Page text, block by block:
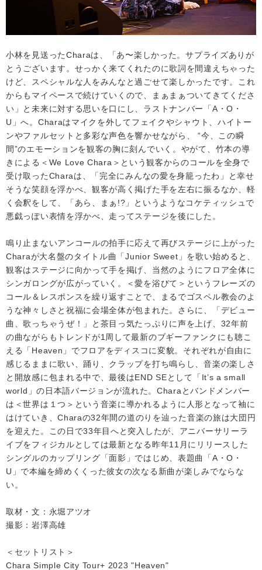
小林を見送ったCharaは、「あ〜楽しかった。サプライズありが
とうございます。せっかく来てくれたのに歌詞を間違えちゃった
けど、スペシャルな人をみんなと過ごせて楽しかったです。これ
からもマイペースで続けていくので、まぁまぁついてきてくださ
い」と未来に対する思いを口にし、ラストナンバー「A・O・
U」へ。Charaはマイクを外してフェイクやシャウト、ハイトー
ンやファルセットと多彩な声色を響かせながら、 “今、この瞬
間”のエモーションを観客の胸に刻んでいく。やがて、竹本の導
きによる＜We Love Chara＞という観客からのコールを全身で
受け取ったCharaは、「完全にみんなの愛を身籠ったわ」と幸せ
そうな笑顔を浮かべ、観客が高く掲げた手を左右に振るなか、軽
く会釈をして、「あら、まぁ!?」というようなコケティッシュで
悪戯っぽい表情を浮かべ、走ってステージを後にした。
鳴り止まないアンコールの拍手に応えて再びステージに上がった
Charaが大名盤のタイトル曲「Junior Sweet」を歌い始めると、
観客はステージに向かって手を掲げ、当然のようにフロア全体に
シンガロングが広がっていく。＜愛を浴びて＞というフレーズの
コール＆レスポンスを繰り返すことで、まるでゴスペル教会のよ
うな神々しさと祝福に会場全体が包まれた。さらに、「デビュー
曲、歌っちゃうぜ！」と茶目っ気たっぷりに声を上げ、32年前
の曲ながらもトレンドが1周して最新のブギーファンクにも聴こ
える「Heaven」でフロアをディスコに変貌。それぞれが自由に
感じるままに歌い、踊り、クラップを打ち鳴らし、音楽の楽しさ
と開放感に包まれる中で、最後はEND SEとして「It’s a small
world」の日本語バージョンが流れた。Charaとバンドメンバー
は＜世界は１つ＞という音楽に導かれるように人形となって袖に
はけていき、Charaの32年間の道のりを辿った音楽の旅は大団円
を迎えた。この日で33年目へと突入したが、アニバーサリーラ
イブをフィジカルとしては最新となる昨年11月にリリースした
シングルのカップリング「面影」ではじめ、表題曲「A・O・
U」で本編を締めくくった彼女の次なる新曲が楽しみでならな
い。
取材・文：永堀アツオ
撮影：岩澤高雄
＜セットリスト＞
Chara Simple City Tour+ 2023 "Heaven"